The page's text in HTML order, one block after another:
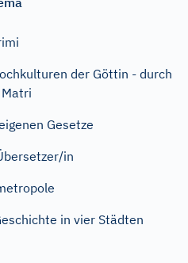
der Göttin - durch
Gesetze
in
in vier Städten